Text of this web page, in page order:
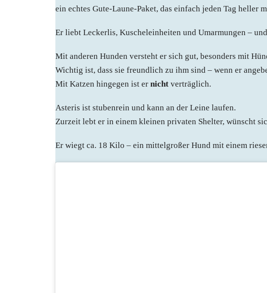
ein echtes Gute-Laune-Paket, das einfach jeden Tag heller
Er liebt Leckerlis, Kuscheleinheiten und Umarmungen –
Mit anderen Hunden versteht er sich gut, besonders mit
Wichtig ist, dass sie freundlich zu ihm sind – wenn er
Mit Katzen hingegen ist er nicht verträglich.
Asteris ist stubenrein und kann an der Leine laufen.
Zurzeit lebt er in einem kleinen privaten Shelter, wünscht
Er wiegt ca. 18 Kilo – ein mittelgroßer Hund mit einem